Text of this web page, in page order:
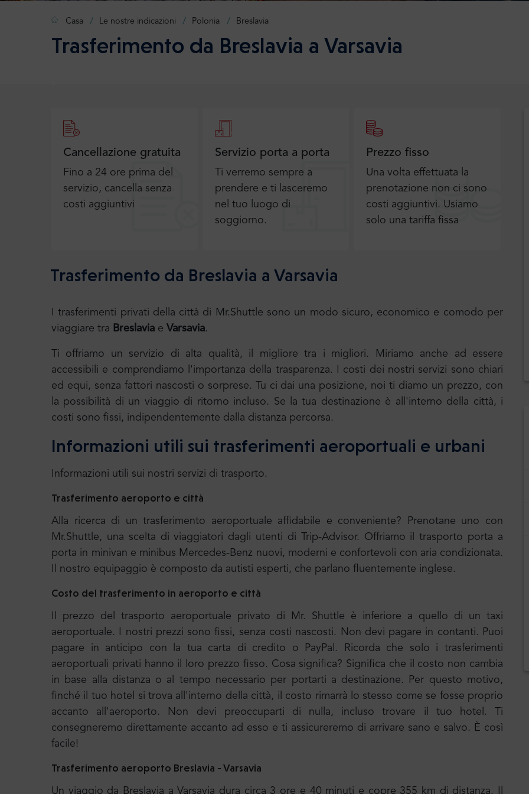
Casa Le nostre indicazioni Polonia Breslavia
Trasferimento da Breslavia a Varsavia
Cancellazione gratuita
Fino a 24 ore prima del
servizio, cancella senza
costi aggiuntivi
Servizio porta a porta
Ti verremo sempre a
prendere e ti lasceremo
nel tuo luogo di
soggiorno.
Prezzo fisso
Una volta effettuata la
prenotazione non ci sono
costi aggiuntivi. Usiamo
solo una tariffa fissa
Trasferimento da Breslavia a Varsavia
I trasferimenti privati della città di Mr.Shuttle sono un modo sicuro, economico e comodo per
viaggiare tra Breslavia e Varsavia.
Ti offriamo un servizio di alta qualità, il migliore tra i migliori. Miriamo anche ad essere
accessibili e comprendiamo l'importanza della trasparenza. I costi dei nostri servizi sono chiari
ed equi, senza fattori nascosti o sorprese. Tu ci dai una posizione, noi ti diamo un prezzo, con
la possibilità di un viaggio di ritorno incluso. Se la tua destinazione è all'interno della città, i
costi sono fissi, indipendentemente dalla distanza percorsa.
Informazioni utili sui trasferimenti aeroportuali e urbani
Informazioni utili sui nostri servizi di trasporto.
Trasferimento aeroporto e città
Alla ricerca di un trasferimento aeroportuale affidabile e conveniente? Prenotane uno con
Mr.Shuttle, una scelta di viaggiatori dagli utenti di Trip-Advisor. Offriamo il trasporto porta a
porta in minivan e minibus Mercedes-Benz nuovi, moderni e confortevoli con aria condizionata.
Il nostro equipaggio è composto da autisti esperti, che parlano fluentemente inglese.
Costo del trasferimento in aeroporto e città
Il prezzo del trasporto aeroportuale privato di Mr. Shuttle è inferiore a quello di un taxi
aeroportuale. I nostri prezzi sono fissi, senza costi nascosti. Non devi pagare in contanti. Puoi
pagare in anticipo con la tua carta di credito o PayPal. Ricorda che solo i trasferimenti
aeroportuali privati hanno il loro prezzo fisso. Cosa significa? Significa che il costo non cambia
in base alla distanza o al tempo necessario per portarti a destinazione. Per questo motivo,
finché il tuo hotel si trova all'interno della città, il costo rimarrà lo stesso come se fosse proprio
accanto all'aeroporto. Non devi preoccuparti di nulla, incluso trovare il tuo hotel. Ti
consegneremo direttamente accanto ad esso e ti assicureremo di arrivare sano e salvo. È così
facile!
Trasferimento aeroporto Breslavia - Varsavia
Un viaggio da Breslavia a Varsavia dura circa 3 ore e 40 minuti e copre 355 km di distanza. Il